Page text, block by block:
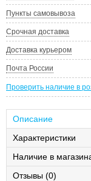
Пункты самовывоза
Срочная доставка
Доставка курьером
Почта России
Проверить наличие в
Описание
Характеристики
Наличие в
Отзывы (0)